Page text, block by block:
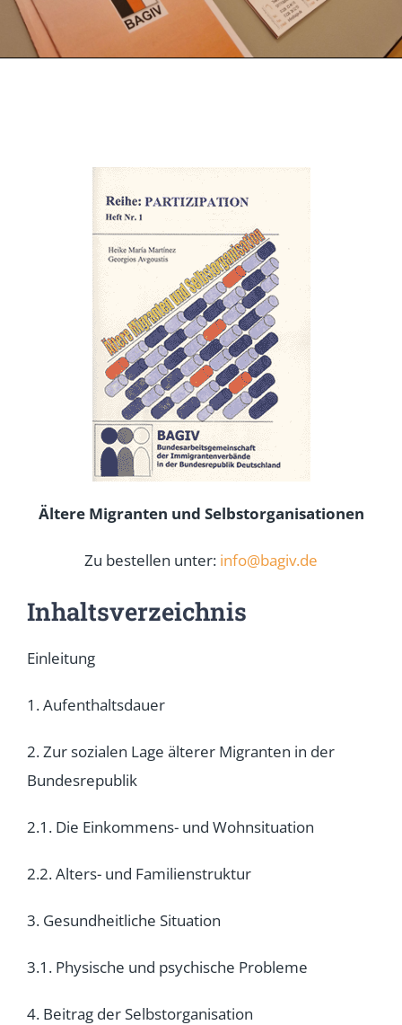
Ältere Migranten und Selbstorganisationen
Zu bestellen unter: info@bagiv.de
Inhaltsverzeichnis
Einleitung
1. Aufenthaltsdauer
2. Zur sozialen Lage älterer Migranten in der
Bundesrepublik
2.1. Die Einkommens- und Wohnsituation
2.2. Alters- und Familienstruktur
3. Gesundheitliche Situation
3.1. Physische und psychische Probleme
4. Beitrag der Selbstorganisation